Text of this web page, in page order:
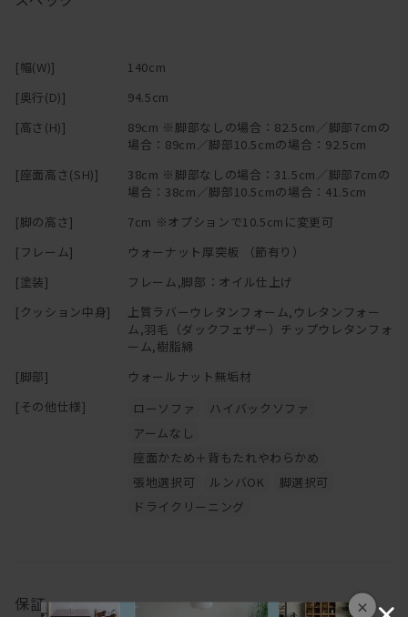
×
[幅(W)]
140cm
[奥行(D)]
94.5cm
[高さ(H)]
89cm ※脚部なしの場合：82.5cm／脚部7cmの
場合：89cm／脚部10.5cmの場合：92.5cm
[座面高さ(SH)]
38cm ※脚部なしの場合：31.5cm／脚部7cmの
場合：38cm／脚部10.5cmの場合：41.5cm
[脚の高さ]
7cm ※オプションで10.5cmに変更可
[フレーム]
ウォーナット厚突板 （節有り）
[塗装]
フレーム,脚部：オイル仕上げ
[クッション中身]
上質ラバーウレタンフォーム,ウレタンフォー
ム,羽毛（ダックフェザー）チップウレタンフォ
ーム,樹脂綿
[脚部]
ウォールナット無垢材
[その他仕様]
ローソファ
ハイバックソファ
アームなし
座面かため＋背もたれやわらかめ
張地選択可
ルンバOK
脚選択可
ドライクリーニング
保証